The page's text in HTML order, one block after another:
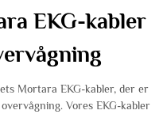
EKG-kabler
Mortara EKG-kabler, der er
Vores EKG-kabler